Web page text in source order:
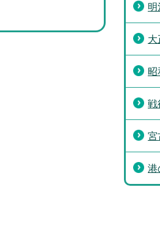
戦
宮
港